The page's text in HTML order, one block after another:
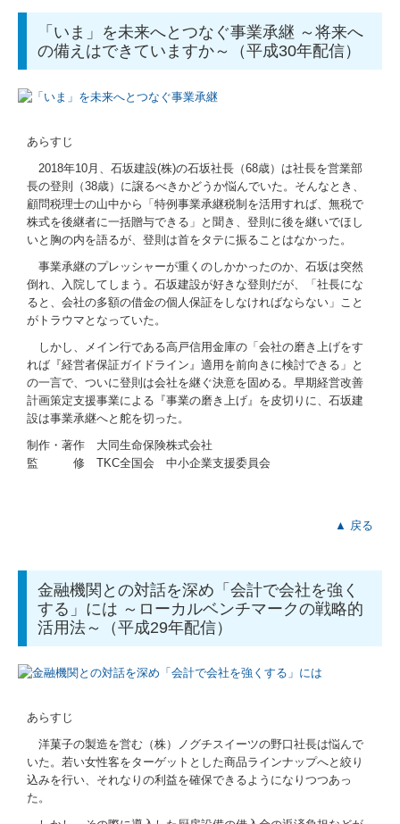
「いま」を未来へとつなぐ事業承継 ～将来へ
の備えはできていますか～（平成30年配信）
あらすじ
2018年10月、石坂建設(株)の石坂社長（68歳）は社長を営業部
長の登則（38歳）に譲るべきかどうか悩んでいた。そんなとき、
顧問税理士の山中から「特例事業承継税制を活用すれば、無税で
株式を後継者に一括贈与できる」と聞き、登則に後を継いでほし
いと胸の内を語るが、登則は首をタテに振ることはなかった。
事業承継のプレッシャーが重くのしかかったのか、石坂は突然
倒れ、入院してしまう。石坂建設が好きな登則だが、「社長にな
ると、会社の多額の借金の個人保証をしなければならない」こと
がトラウマとなっていた。
しかし、メイン行である高戸信用金庫の「会社の磨き上げをす
れば『経営者保証ガイドライン』適用を前向きに検討できる」と
の一言で、ついに登則は会社を継ぐ決意を固める。早期経営改善
計画策定支援事業による『事業の磨き上げ』を皮切りに、石坂建
設は事業承継へと舵を切った。
制作・著作 大同生命保険株式会社
監 修 TKC全国会 中小企業支援委員会
▲ 戻る
金融機関との対話を深め「会計で会社を強く
する」には ～ローカルベンチマークの戦略的
活用法～（平成29年配信）
あらすじ
洋菓子の製造を営む（株）ノグチスイーツの野口社長は悩んで
いた。若い女性客をターゲットとした商品ラインナップへと絞り
込みを行い、それなりの利益を確保できるようになりつつあっ
た。